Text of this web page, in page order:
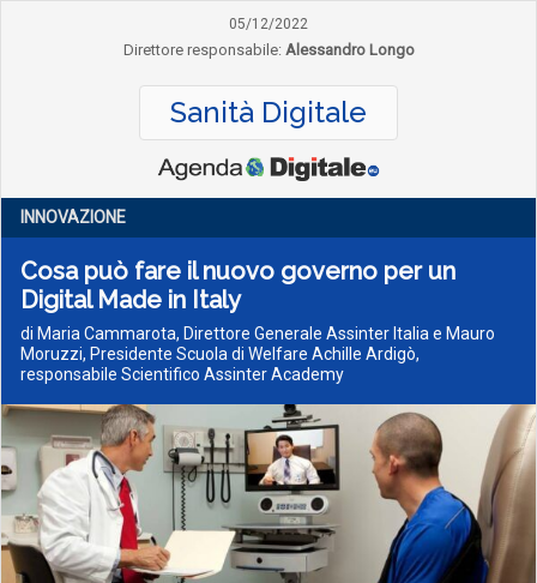
05/12/2022
Direttore responsabile: Alessandro Longo
Sanità Digitale
INNOVAZIONE
Cosa può fare il nuovo governo per un
Digital Made in Italy
di Maria Cammarota, Direttore Generale Assinter Italia e Mauro
Moruzzi, Presidente Scuola di Welfare Achille Ardigò,
responsabile Scientifico Assinter Academy